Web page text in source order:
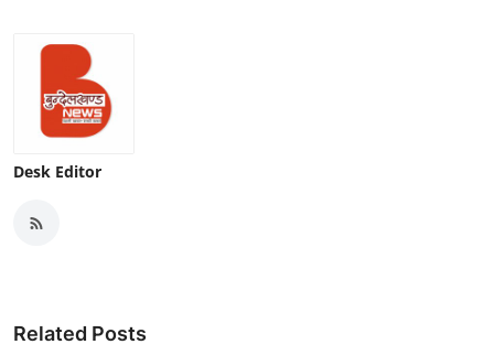
Desk Editor
Related Posts